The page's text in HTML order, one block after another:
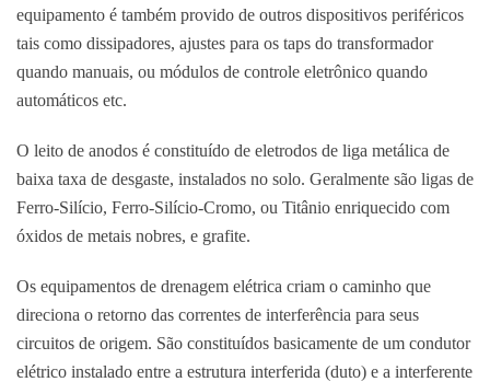
equipamento é também provido de outros dispositivos periféricos
tais como dissipadores, ajustes para os taps do transformador
quando manuais, ou módulos de controle eletrônico quando
automáticos etc.
O leito de anodos é constituído de eletrodos de liga metálica de
baixa taxa de desgaste, instalados no solo. Geralmente são ligas de
Ferro-Silício, Ferro-Silício-Cromo, ou Titânio enriquecido com
óxidos de metais nobres, e grafite.
Os equipamentos de drenagem elétrica criam o caminho que
direciona o retorno das correntes de interferência para seus
circuitos de origem. São constituídos basicamente de um condutor
elétrico instalado entre a estrutura interferida (duto) e a interferente